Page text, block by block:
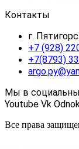
Контакты
г.
+7 (928)
+7(8793)
Мы в
Youtube Vk
Все права